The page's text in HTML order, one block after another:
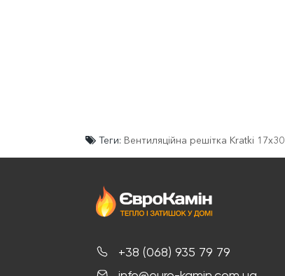
Теги: Вентиляційна решітка Kratki
+38 (068) 935 79 79